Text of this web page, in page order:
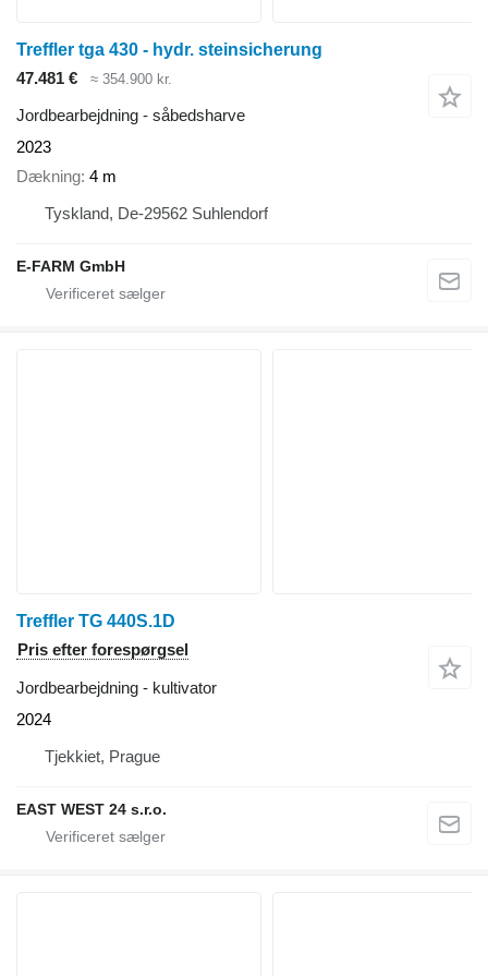
Treffler tga 430 - hydr. steinsicherung
47.481 €
≈ 354.900 kr.
Jordbearbejdning - såbedsharve
2023
Dækning 4 m
Tyskland, De-29562 Suhlendorf
E-FARM GmbH
Treffler TG 440S.1D
Pris efter forespørgsel
Jordbearbejdning - kultivator
2024
Tjekkiet, Prague
EAST WEST 24 s.r.o.